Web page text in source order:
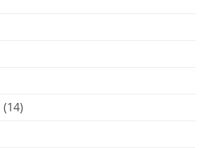
(14)